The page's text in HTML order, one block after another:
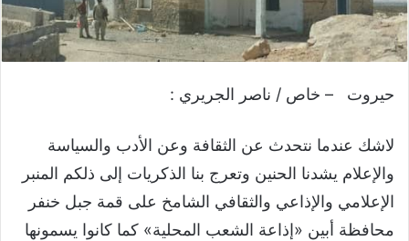
حيروت – خاص / ناصر الجريري :
لاشك عندما نتحدث عن الثقافة وعن الأدب والسياسة
والإعلام يشدنا الحنين وتعرج بنا الذكريات إلى ذلكم المنبر
الإعلامي والإذاعي والثقافي الشامخ على قمة جبل خنفر
محافظة أبين «إذاعة الشعب المحلية» كما كانوا يسمونها